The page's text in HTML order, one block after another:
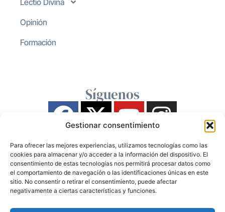
Gestionar consentimiento
Para ofrecer las mejores experiencias, utilizamos tecnologías como las
cookies para almacenar y/o acceder a la información del dispositivo. El
consentimiento de estas tecnologías nos permitirá procesar datos como
el comportamiento de navegación o las identificaciones únicas en este
sitio. No consentir o retirar el consentimiento, puede afectar
negativamente a ciertas características y funciones.
Opinión
Formación
Síguenos